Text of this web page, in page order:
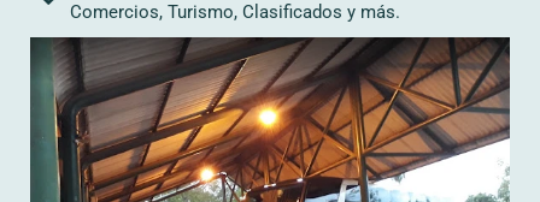
Comercios, Turismo, Clasificados y más.